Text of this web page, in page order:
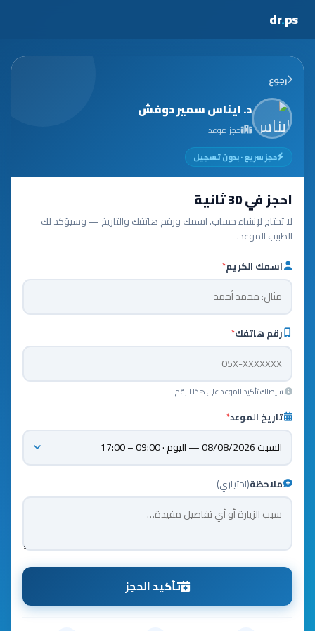
dr.ps
رجوع
د. ايناس سمير دوفش
حجز موعد
حجز سريع · بدون تسجيل
احجز في 30 ثانية
لا تحتاج لإنشاء حساب. اسمك ورقم هاتفك والتاريخ — وسيؤكد لك
الطبيب الموعد.
اسمك الكريم*
رقم هاتفك*
سيصلك تأكيد الموعد على هذا الرقم
تاريخ الموعد*
ملاحظة(اختياري)
تأكيد الحجز